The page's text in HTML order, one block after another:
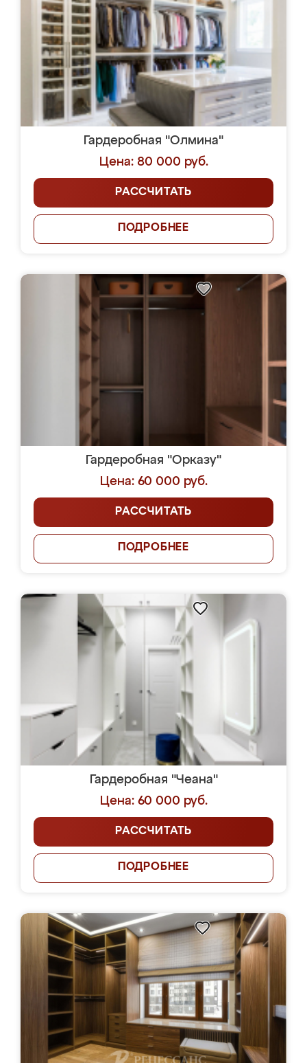
Гардеробная "Олмина"
Цена: 80 000 руб.
РАССЧИТАТЬ
ПОДРОБНЕЕ
Гардеробная "Орказу"
Цена: 60 000 руб.
РАССЧИТАТЬ
ПОДРОБНЕЕ
Гардеробная "Чеана"
Цена: 60 000 руб.
РАССЧИТАТЬ
ПОДРОБНЕЕ